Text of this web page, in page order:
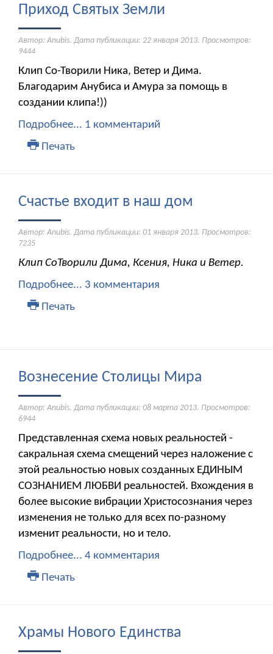
Приход Святых Земли
Автор: Anubis. Дата публикации: 22 января 2013. Просмотров:
9444
Клип Со-Творили Ника, Ветер и Дима.
Благодарим Анубиса и Амура за помощь в
создании клипа!))
Подробнее... 1 комментарий
Печать
Счастье входит в наш дом
Автор: Anubis. Дата публикации: 01 января 2013. Просмотров:
7235
Клип СоТворили Дима, Ксения, Ника и Ветер.
Подробнее... 3 комментария
Печать
Вознесение Столицы Мира
Автор: Anubis. Дата публикации: 08 марта 2013. Просмотров:
6944
Представленная схема новых реальностей -
сакральная схема смещений через наложение с
этой реальностью новых созданных ЕДИНЫМ
СОЗНАНИЕМ ЛЮБВИ реальностей. Вхождения в
более высокие вибрации Христосознания через
изменения не только для всех по-разному
изменит реальности, но и тело.
Подробнее... 4 комментария
Печать
Храмы Нового Единства